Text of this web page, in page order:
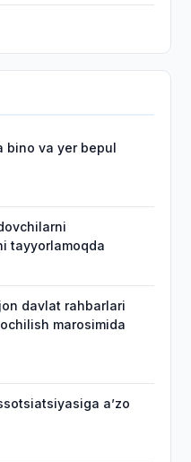
bino va yer bepul
tayyorlamoqda
davlat rahbarlari
marosimida
aʼzo